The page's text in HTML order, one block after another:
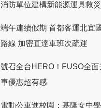
消防單位建構新能源運具救
端午連續假期 首都客運北宜
路線 加密直達車班次疏運
號召全台HERO！FUSO全面
車優惠超有感
電動公車進校園：基隆女中